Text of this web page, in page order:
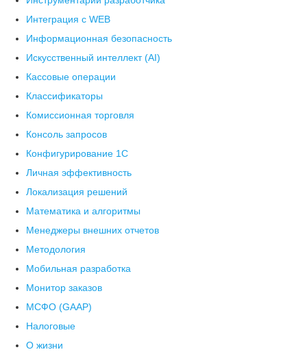
Интеграция с WEB
Информационная безопасность
Искусственный интеллект (AI)
Кассовые операции
Классификаторы
Комиссионная торговля
Консоль запросов
Конфигурирование 1С
Личная эффективность
Локализация решений
Математика и алгоритмы
Менеджеры внешних отчетов
Методология
Мобильная разработка
Монитор заказов
МСФО (GAAP)
Налоговые
О жизни